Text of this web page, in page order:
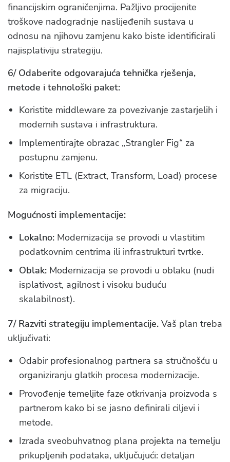
financijskim ograničenjima. Pažljivo procijenite
troškove nadogradnje naslijeđenih sustava u
odnosu na njihovu zamjenu kako biste identificirali
najisplativiju strategiju.
6/ Odaberite odgovarajuća tehnička rješenja,
metode i tehnološki paket:
Koristite middleware za povezivanje zastarjelih i
modernih sustava i infrastruktura.
Implementirajte obrazac „Strangler Fig“ za
postupnu zamjenu.
Koristite ETL (Extract, Transform, Load) procese
za migraciju.
Mogućnosti implementacije:
Lokalno: Modernizacija se provodi u vlastitim
podatkovnim centrima ili infrastrukturi tvrtke.
Oblak: Modernizacija se provodi u oblaku (nudi
isplativost, agilnost i visoku buduću
skalabilnost).
7/ Razviti strategiju implementacije. Vaš plan treba
uključivati:
Odabir profesionalnog partnera sa stručnošću u
organiziranju glatkih procesa modernizacije.
Provođenje temeljite faze otkrivanja proizvoda s
partnerom kako bi se jasno definirali ciljevi i
metode.
Izrada sveobuhvatnog plana projekta na temelju
prikupljenih podataka, uključujući: detaljan